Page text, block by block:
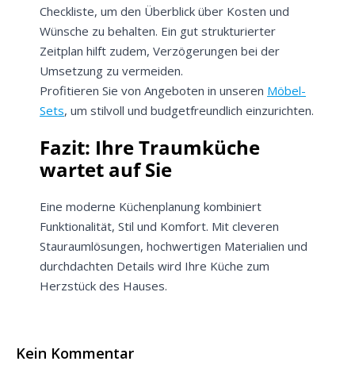
Checkliste, um den Überblick über Kosten und
Wünsche zu behalten. Ein gut strukturierter
Zeitplan hilft zudem, Verzögerungen bei der
Umsetzung zu vermeiden.
Profitieren Sie von Angeboten in unseren Möbel-
Sets, um stilvoll und budgetfreundlich einzurichten.
Fazit: Ihre Traumküche
wartet auf Sie
Eine moderne Küchenplanung kombiniert
Funktionalität, Stil und Komfort. Mit cleveren
Stauraumlösungen, hochwertigen Materialien und
durchdachten Details wird Ihre Küche zum
Herzstück des Hauses.
Kein Kommentar